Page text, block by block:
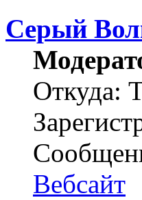
Серый
Откуда:
Вебсайт